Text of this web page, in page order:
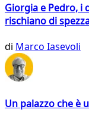
Giorgia e Pedro, i
rischiano di
di Marco Iasevoli
Un palazzo che è